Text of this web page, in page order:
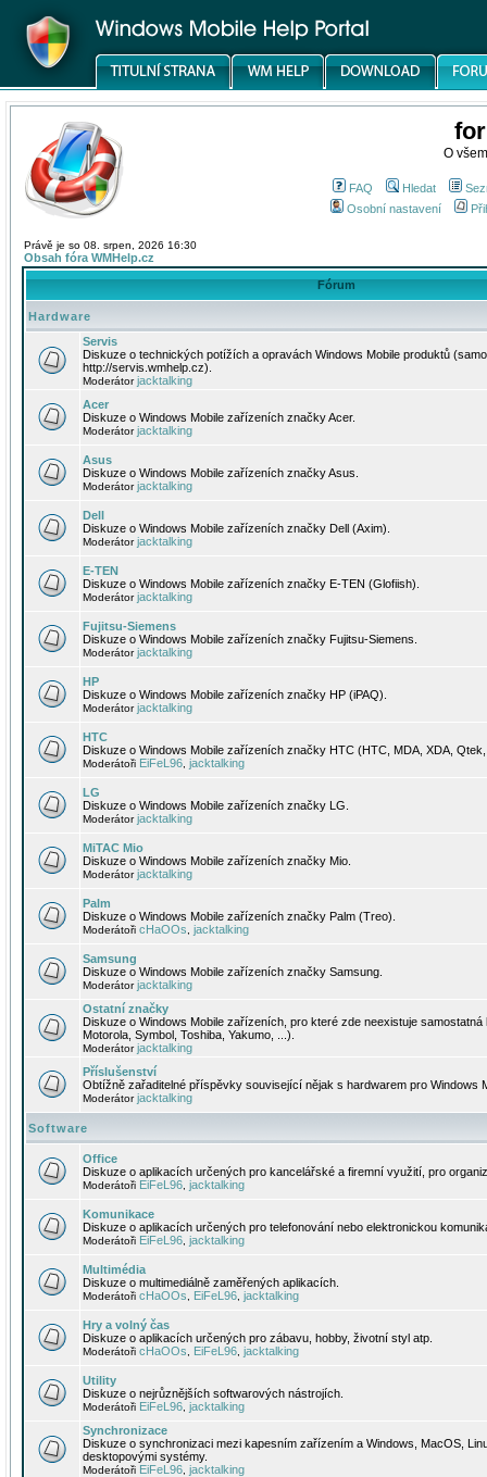
O
FAQ Hledat
Osobní nastavení
Právě je so 08. srpen, 2026 16:30
Obsah fóra WMHelp.cz
Fórum
Hardware
Servis
Diskuze o technických potížích a opravách Windows Mobile produktů
http://servis.wmhelp.cz).
Moderátorjacktalking
Acer
Diskuze o Windows Mobile zařízeních značky Acer.
Moderátorjacktalking
Asus
Diskuze o Windows Mobile zařízeních značky Asus.
Moderátorjacktalking
Dell
Diskuze o Windows Mobile zařízeních značky Dell (Axim).
Moderátorjacktalking
E-TEN
Diskuze o Windows Mobile zařízeních značky E-TEN (Glofiish).
Moderátorjacktalking
Fujitsu-Siemens
Diskuze o Windows Mobile zařízeních značky Fujitsu-Siemens.
Moderátorjacktalking
HP
Diskuze o Windows Mobile zařízeních značky HP (iPAQ).
Moderátorjacktalking
HTC
Diskuze o Windows Mobile zařízeních značky HTC (HTC, MDA, XDA,
Moderátoři EiFeL96 jacktalking
LG
Diskuze o Windows Mobile zařízeních značky LG.
Moderátorjacktalking
MiTAC Mio
Diskuze o Windows Mobile zařízeních značky Mio.
Moderátorjacktalking
Palm
Diskuze o Windows Mobile zařízeních značky Palm (Treo).
Moderátoři cHaOOs jacktalking
Samsung
Diskuze o Windows Mobile zařízeních značky Samsung.
Moderátorjacktalking
Ostatní značky
Diskuze o Windows Mobile zařízeních, pro které zde neexistuje
Motorola, Symbol, Toshiba, Yakumo, ...).
Moderátorjacktalking
Příslušenství
Obtížně zařaditelné příspěvky související nějak s hardwarem pro Windows
Moderátorjacktalking
Software
Office
Diskuze o aplikacích určených pro kancelářské a firemní využití, pro
Moderátoři EiFeL96 jacktalking
Komunikace
Diskuze o aplikacích určených pro telefonování nebo elektronickou
Moderátoři EiFeL96 jacktalking
Multimédia
Diskuze o multimediálně zaměřených aplikacích.
Moderátoři cHaOOs EiFeL96 jacktalking
Hry a volný čas
Diskuze o aplikacích určených pro zábavu, hobby, životní styl atp.
Moderátoři cHaOOs EiFeL96 jacktalking
Utility
Diskuze o nejrůznějších softwarových nástrojích.
Moderátoři EiFeL96 jacktalking
Synchronizace
Diskuze o synchronizaci mezi kapesním zařízením a Windows, MacOS,
desktopovými systémy.
Moderátoři EiFeL96 jacktalking